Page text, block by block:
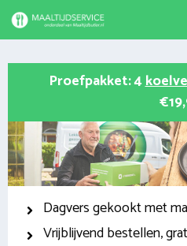
Spring
naar
Proefpakket: 4
Dagvers gekookt met
Vrijblijvend bestellen,